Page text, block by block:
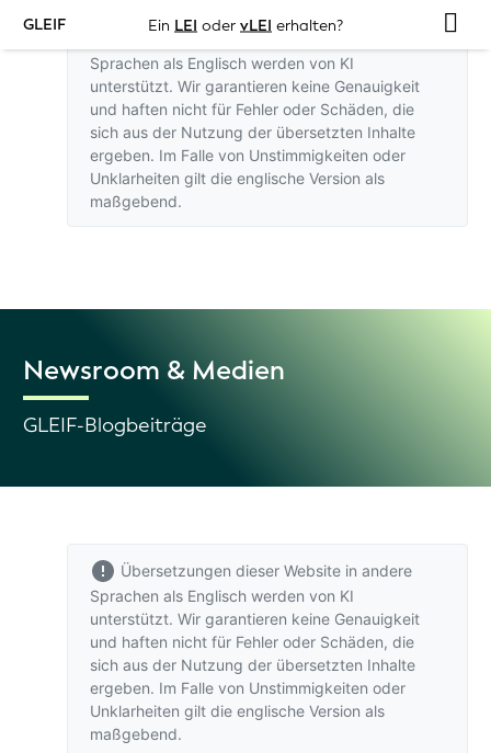
GLEIF Ein LEI oder vLEI erhalten?
Übersetzungen dieser Website in andere
Sprachen als Englisch werden von KI
unterstützt. Wir garantieren keine Genauigkeit
und haften nicht für Fehler oder Schäden, die
sich aus der Nutzung der übersetzten Inhalte
ergeben. Im Falle von Unstimmigkeiten oder
Unklarheiten gilt die englische Version als
maßgebend.
Newsroom & Medien
GLEIF-Blogbeiträge
Übersetzungen dieser Website in andere
Sprachen als Englisch werden von KI
unterstützt. Wir garantieren keine Genauigkeit
und haften nicht für Fehler oder Schäden, die
sich aus der Nutzung der übersetzten Inhalte
ergeben. Im Falle von Unstimmigkeiten oder
Unklarheiten gilt die englische Version als
maßgebend.